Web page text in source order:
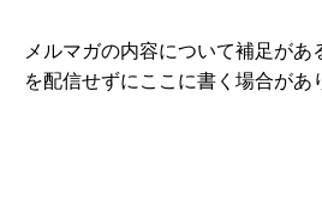
メルマガの内容について補足があ
を配信せずにここに書く場合があ